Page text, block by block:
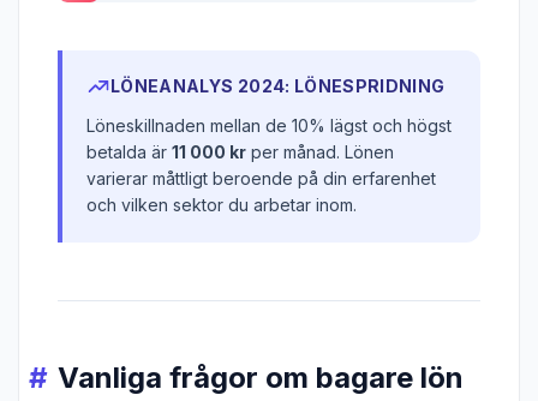
LÖNEANALYS 2024: LÖNESPRIDNING
Löneskillnaden mellan de 10% lägst och högst
betalda är 11 000 kr per månad. Lönen
varierar måttligt beroende på din erfarenhet
och vilken sektor du arbetar inom.
Vanliga frågor om bagare lön